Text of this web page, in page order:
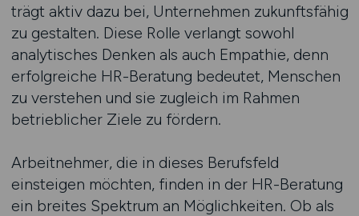
trägt aktiv dazu bei, Unternehmen zukunftsfähig
zu gestalten. Diese Rolle verlangt sowohl
analytisches Denken als auch Empathie, denn
erfolgreiche HR-Beratung bedeutet, Menschen
zu verstehen und sie zugleich im Rahmen
betrieblicher Ziele zu fördern.
Arbeitnehmer, die in dieses Berufsfeld
einsteigen möchten, finden in der HR-Beratung
ein breites Spektrum an Möglichkeiten. Ob als